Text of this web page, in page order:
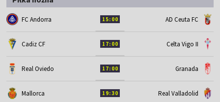
FC Andorra 15:00 AD Ceuta FC
Cadiz CF 17:00 Celta Vigo II
Real Oviedo 17:00 Granada
Mallorca 19:30 Real Valladolid